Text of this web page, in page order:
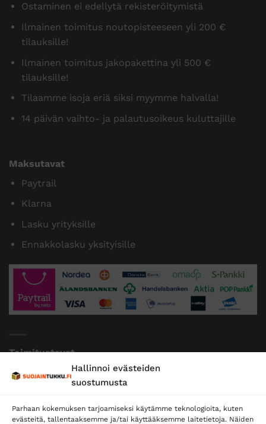
Hallinnoi evästeiden
suostumusta
Parhaan kokemuksen tarjoamiseksi käytämme teknologioita, kuten
evästeitä, tallentaaksemme ja/tai käyttääksemme laitetietoja. Näiden
Ostaminen ei edellytä rekisteröitymistä
Ilmainen toimitus noutopisteeseen yli 200 €
tilauksille!
Ilmainen toimitus jakopakettina yli 500 €
tilauksille!
Tilaamme isoja eriä siksi myymme halvalla!
14 päivän vaihto- ja palautusoikeus kuluttajille
Maksutavat
Paytrail
Klarna
Lasku yrityksille
Ennakkolasku yksityisille
Toimitustavat
Posti
Postnord